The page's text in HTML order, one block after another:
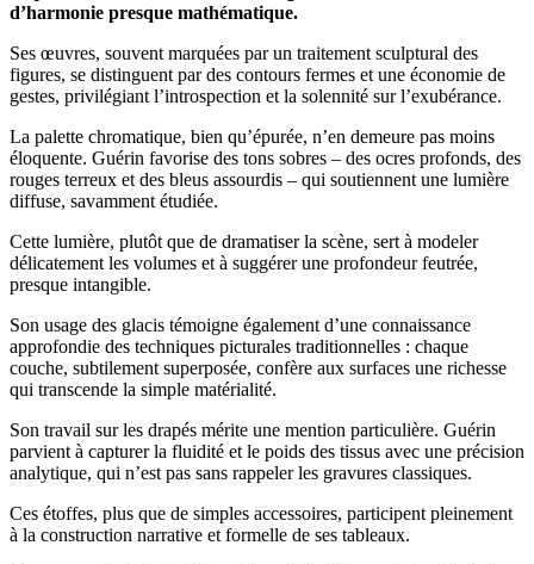
d’harmonie presque mathématique.
Ses œuvres, souvent marquées par un traitement sculptural des
figures, se distinguent par des contours fermes et une économie de
gestes, privilégiant l’introspection et la solennité sur l’exubérance.
La palette chromatique, bien qu’épurée, n’en demeure pas moins
éloquente. Guérin favorise des tons sobres – des ocres profonds, des
rouges terreux et des bleus assourdis – qui soutiennent une lumière
diffuse, savamment étudiée.
Cette lumière, plutôt que de dramatiser la scène, sert à modeler
délicatement les volumes et à suggérer une profondeur feutrée,
presque intangible.
Son usage des glacis témoigne également d’une connaissance
approfondie des techniques picturales traditionnelles : chaque
couche, subtilement superposée, confère aux surfaces une richesse
qui transcende la simple matérialité.
Son travail sur les drapés mérite une mention particulière. Guérin
parvient à capturer la fluidité et le poids des tissus avec une précision
analytique, qui n’est pas sans rappeler les gravures classiques.
Ces étoffes, plus que de simples accessoires, participent pleinement
à la construction narrative et formelle de ses tableaux.